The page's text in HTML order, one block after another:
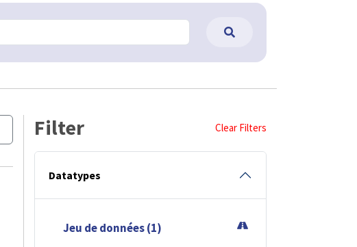
Filter Clear Filters
Datatypes
Jeu de données (1)